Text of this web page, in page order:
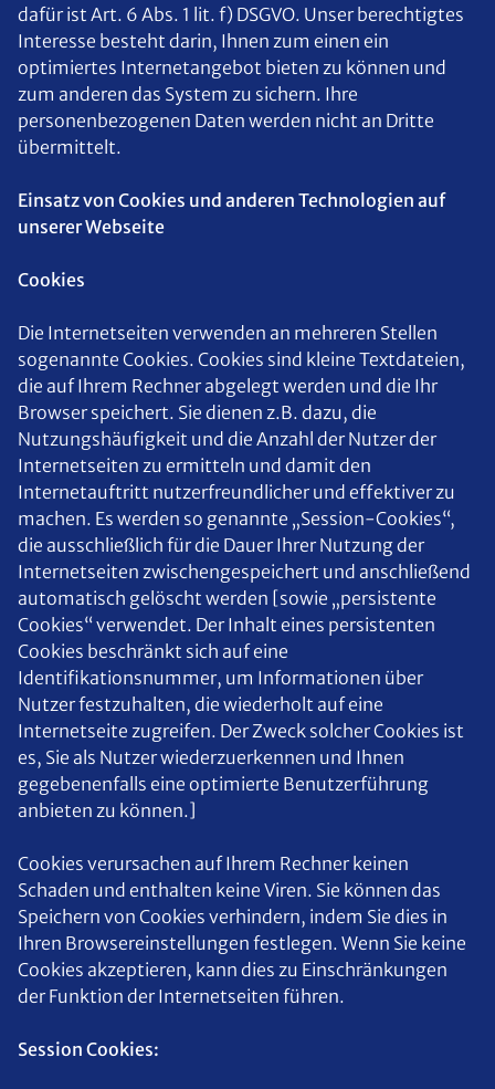
dafür ist Art. 6 Abs. 1 lit. f) DSGVO. Unser berechtigtes
Interesse besteht darin, Ihnen zum einen ein
optimiertes Internetangebot bieten zu können und
zum anderen das System zu sichern. Ihre
personenbezogenen Daten werden nicht an Dritte
übermittelt.
Einsatz von Cookies und anderen Technologien auf
unserer Webseite
Cookies
Die Internetseiten verwenden an mehreren Stellen
sogenannte Cookies. Cookies sind kleine Textdateien,
die auf Ihrem Rechner abgelegt werden und die Ihr
Browser speichert. Sie dienen z.B. dazu, die
Nutzungshäufigkeit und die Anzahl der Nutzer der
Internetseiten zu ermitteln und damit den
Internetauftritt nutzerfreundlicher und effektiver zu
machen. Es werden so genannte „Session-Cookies“,
die ausschließlich für die Dauer Ihrer Nutzung der
Internetseiten zwischengespeichert und anschließend
automatisch gelöscht werden [sowie „persistente
Cookies“ verwendet. Der Inhalt eines persistenten
Cookies beschränkt sich auf eine
Identifikationsnummer, um Informationen über
Nutzer festzuhalten, die wiederholt auf eine
Internetseite zugreifen. Der Zweck solcher Cookies ist
es, Sie als Nutzer wiederzuerkennen und Ihnen
gegebenenfalls eine optimierte Benutzerführung
anbieten zu können.]
Cookies verursachen auf Ihrem Rechner keinen
Schaden und enthalten keine Viren. Sie können das
Speichern von Cookies verhindern, indem Sie dies in
Ihren Browsereinstellungen festlegen. Wenn Sie keine
Cookies akzeptieren, kann dies zu Einschränkungen
der Funktion der Internetseiten führen.
Session Cookies: